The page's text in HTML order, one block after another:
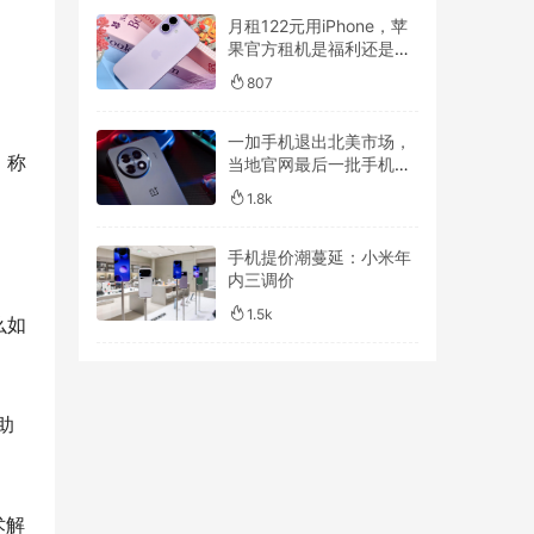
称
如
解
月租122元用iPhone，苹
果官方租机是福利还是套
路？
807
一加手机退出北美市场，
当地官网最后一批手机售
罄
1.8k
手机提价潮蔓延：小米年
内三调价
1.5k